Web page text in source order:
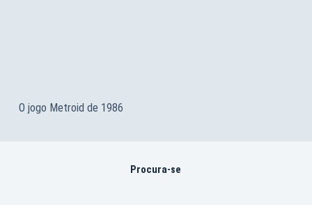
O jogo Metroid de 1986
Procura-se